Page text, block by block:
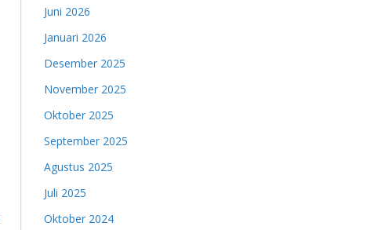
Juni 2026
Januari 2026
Desember 2025
November 2025
Oktober 2025
September 2025
Agustus 2025
Juli 2025
Oktober 2024